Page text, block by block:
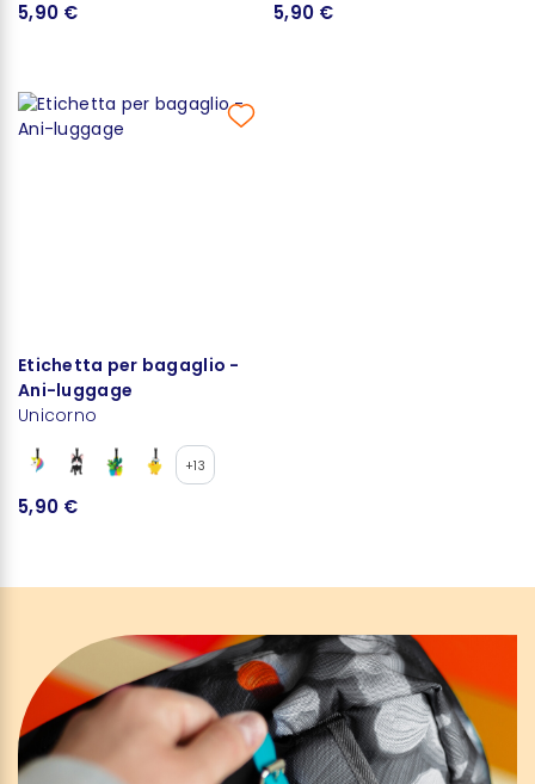
5,90 € 5,90 €
Etichetta per bagaglio -
Ani-luggage
Unicorno
+13
5,90 €